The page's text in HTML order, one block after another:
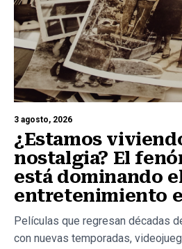
3 agosto, 2026
¿Estamos
nostalgia? El
está dominando
entretenimiento
Películas que regresan décadas
con nuevas temporadas,